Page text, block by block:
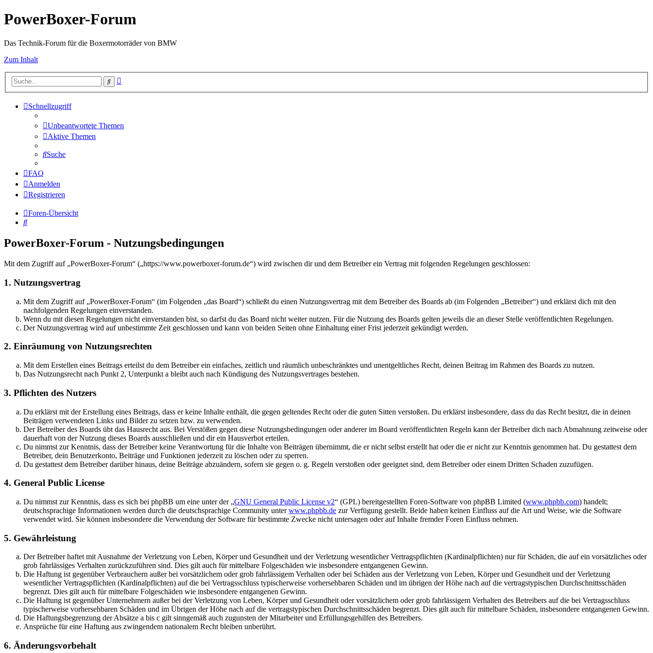
PowerBoxer-Forum
Das Technik-Forum für die Boxermotorräder von BMW
Zum Inhalt
Suche
Schnellzugriff
Unbeantwortete Themen
Aktive Themen
Suche
FAQ
Anmelden
Registrieren
Foren-Übersicht
Suche
PowerBoxer-Forum - Nutzungsbedingungen
Mit dem Zugriff auf „PowerBoxer-Forum“ („https://www.powerboxer-forum.de“) wird zwischen dir und dem Betreiber ein Vertrag mit folgenden Regelungen geschlossen:
1. Nutzungsvertrag
Mit dem Zugriff auf „PowerBoxer-Forum“ (im Folgenden „das Board“) schließt du einen Nutzungsvertrag mit dem Betreiber des Boards ab (im Folgenden „Betreiber“) und erklärst dich mit den
nachfolgenden Regelungen einverstanden.
Wenn du mit diesen Regelungen nicht einverstanden bist, so darfst du das Board nicht weiter nutzen. Für die Nutzung des Boards gelten jeweils die an dieser Stelle veröffentlichten Regelungen.
Der Nutzungsvertrag wird auf unbestimmte Zeit geschlossen und kann von beiden Seiten ohne Einhaltung einer Frist jederzeit gekündigt werden.
2. Einräumung von Nutzungsrechten
Mit dem Erstellen eines Beitrags erteilst du dem Betreiber ein einfaches, zeitlich und räumlich unbeschränktes und unentgeltliches Recht, deinen Beitrag im Rahmen des Boards zu nutzen.
Das Nutzungsrecht nach Punkt 2, Unterpunkt a bleibt auch nach Kündigung des Nutzungsvertrages bestehen.
3. Pflichten des Nutzers
Du erklärst mit der Erstellung eines Beitrags, dass er keine Inhalte enthält, die gegen geltendes Recht oder die guten Sitten verstoßen. Du erklärst insbesondere, dass du das Recht besitzt, die in deinen
Beiträgen verwendeten Links und Bilder zu setzen bzw. zu verwenden.
Der Betreiber des Boards übt das Hausrecht aus. Bei Verstößen gegen diese Nutzungsbedingungen oder anderer im Board veröffentlichten Regeln kann der Betreiber dich nach Abmahnung zeitweise oder
dauerhaft von der Nutzung dieses Boards ausschließen und dir ein Hausverbot erteilen.
Du nimmst zur Kenntnis, dass der Betreiber keine Verantwortung für die Inhalte von Beiträgen übernimmt, die er nicht selbst erstellt hat oder die er nicht zur Kenntnis genommen hat. Du gestattest dem
Betreiber, dein Benutzerkonto, Beiträge und Funktionen jederzeit zu löschen oder zu sperren.
Du gestattest dem Betreiber darüber hinaus, deine Beiträge abzuändern, sofern sie gegen o. g. Regeln verstoßen oder geeignet sind, dem Betreiber oder einem Dritten Schaden zuzufügen.
4. General Public License
Du nimmst zur Kenntnis, dass es sich bei phpBB um eine unter der „GNU General Public License v2“ (GPL) bereitgestellten Foren-Software von phpBB Limited (www.phpbb.com) handelt;
deutschsprachige Informationen werden durch die deutschsprachige Community unterwww.phpbb.de zur Verfügung gestellt. Beide haben keinen Einfluss auf die Art und Weise, wie die Software
verwendet wird. Sie können insbesondere die Verwendung der Software für bestimmte Zwecke nicht untersagen oder auf Inhalte fremder Foren Einfluss nehmen.
5. Gewährleistung
Der Betreiber haftet mit Ausnahme der Verletzung von Leben, Körper und Gesundheit und der Verletzung wesentlicher Vertragspflichten (Kardinalpflichten) nur für Schäden, die auf ein vorsätzliches oder
grob fahrlässiges Verhalten zurückzuführen sind. Dies gilt auch für mittelbare Folgeschäden wie insbesondere entgangenen Gewinn.
Die Haftung ist gegenüber Verbrauchern außer bei vorsätzlichem oder grob fahrlässigem Verhalten oder bei Schäden aus der Verletzung von Leben, Körper und Gesundheit und der Verletzung
wesentlicher Vertragspflichten (Kardinalpflichten) auf die bei Vertragsschluss typischerweise vorhersehbaren Schäden und im übrigen der Höhe nach auf die vertragstypischen Durchschnittsschäden
begrenzt. Dies gilt auch für mittelbare Folgeschäden wie insbesondere entgangenen Gewinn.
Die Haftung ist gegenüber Unternehmern außer bei der Verletzung von Leben, Körper und Gesundheit oder vorsätzlichem oder grob fahrlässigem Verhalten des Betreibers auf die bei Vertragsschluss
typischerweise vorhersehbaren Schäden und im Übrigen der Höhe nach auf die vertragstypischen Durchschnittsschäden begrenzt. Dies gilt auch für mittelbare Schäden, insbesondere entgangenen Gewinn.
Die Haftungsbegrenzung der Absätze a bis c gilt sinngemäß auch zugunsten der Mitarbeiter und Erfüllungsgehilfen des Betreibers.
Ansprüche für eine Haftung aus zwingendem nationalem Recht bleiben unberührt.
6. Änderungsvorbehalt